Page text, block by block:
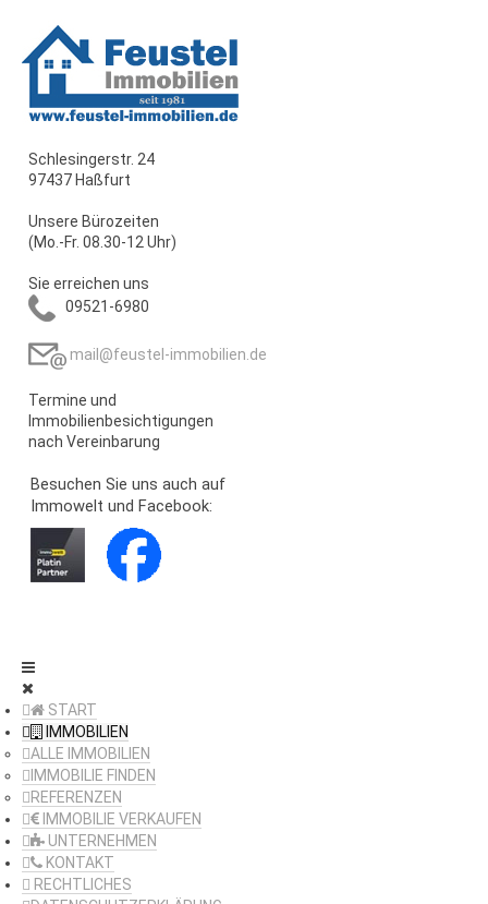
Schlesingerstr. 24
97437 Haßfurt
Unsere Bürozeiten
(Mo.-Fr. 08.30-12 Uhr)
Sie erreichen uns
09521-6980
mail@feustel-immobilien.de
Termine und
Immobilienbesichtigungen
nach Vereinbarung
Besuchen Sie uns auch auf
Immowelt und Facebook:
START
IMMOBILIEN
ALLE IMMOBILIEN
IMMOBILIE FINDEN
REFERENZEN
IMMOBILIE VERKAUFEN
UNTERNEHMEN
KONTAKT
RECHTLICHES